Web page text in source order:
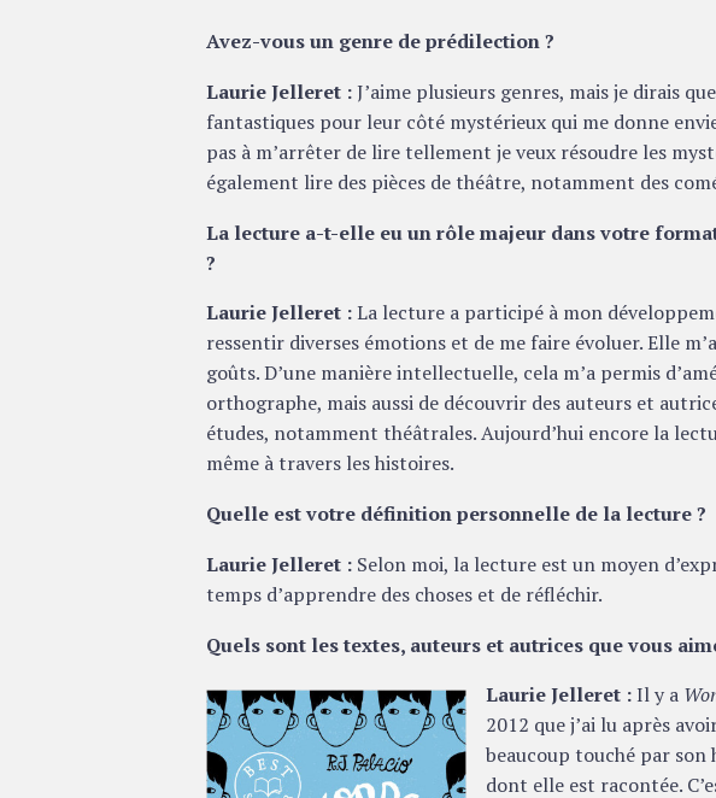
Avez-vous un genre de prédilection ?
Laurie Jelleret :J’aime plusieurs genres, mais je dirais
fantastiques pour leur côté mystérieux qui me donne
pas à m’arrêter de lire tellement je veux résoudre les
également lire des pièces de théâtre, notamment des
La lecture a-t-elle eu un rôle majeur dans votre
?
Laurie Jelleret :La lecture a participé à mon
ressentir diverses émotions et de me faire évoluer. Elle
goûts. D’une manière intellectuelle, cela m’a permis
orthographe, mais aussi de découvrir des auteurs et
études, notamment théâtrales. Aujourd’hui encore la
même à travers les histoires.
Quelle est votre définition personnelle de la lecture ?
Laurie Jelleret : Selon moi, la lecture est un moyen
temps d’apprendre des choses et de réfléchir.
Quels sont les textes, auteurs et autrices que vous
Laurie Jelleret :Il y a
2012 que j’ai lu après
beaucoup touché par
dont elle est racontée.